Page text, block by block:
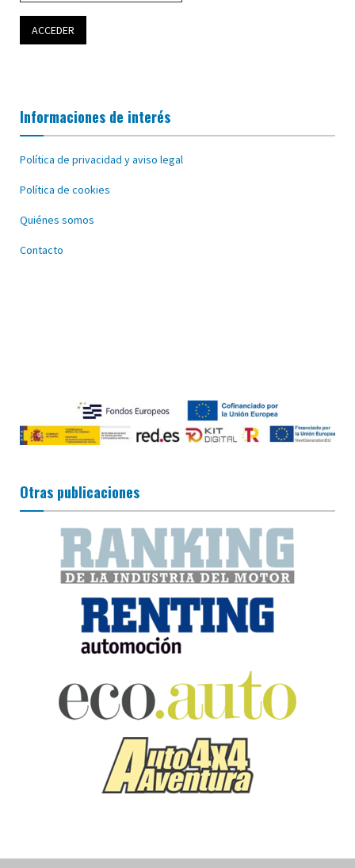
Informaciones de interés
Política de privacidad y aviso legal
Política de cookies
Quiénes somos
Contacto
Otras publicaciones